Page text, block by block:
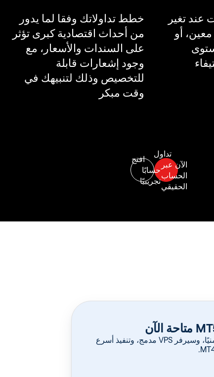
تغير
أو
خطط تداولاتك وفقا لما يدور
من أحداث اقتصادية كبرى تؤثر
على السندات والأسعار، مع
وجود إشعارات قابلة
للتخصيص وذلك لتنبيهك في
وقت مبكر
‏21 إطارًا زمنيًا، وسيرفر VPS مدمج، وتنفيذ أسرع